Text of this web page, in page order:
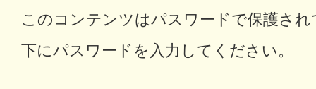
このコンテンツはパスワードで保護さ
下にパスワードを入力してください。